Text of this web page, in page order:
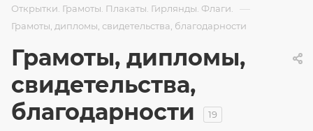
Открытки. Грамоты. Плакаты. Гирлянды. Флаги. —
Грамоты, дипломы, свидетельства, благодарности
Грамоты, дипломы,
свидетельства,
благодарности
19